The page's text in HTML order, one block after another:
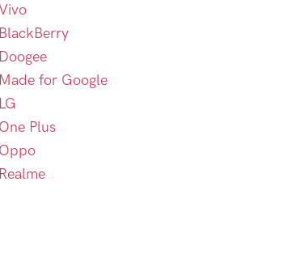
BlackBerry
Doogee
Made for Google
LG
One Plus
Oppo
Realme